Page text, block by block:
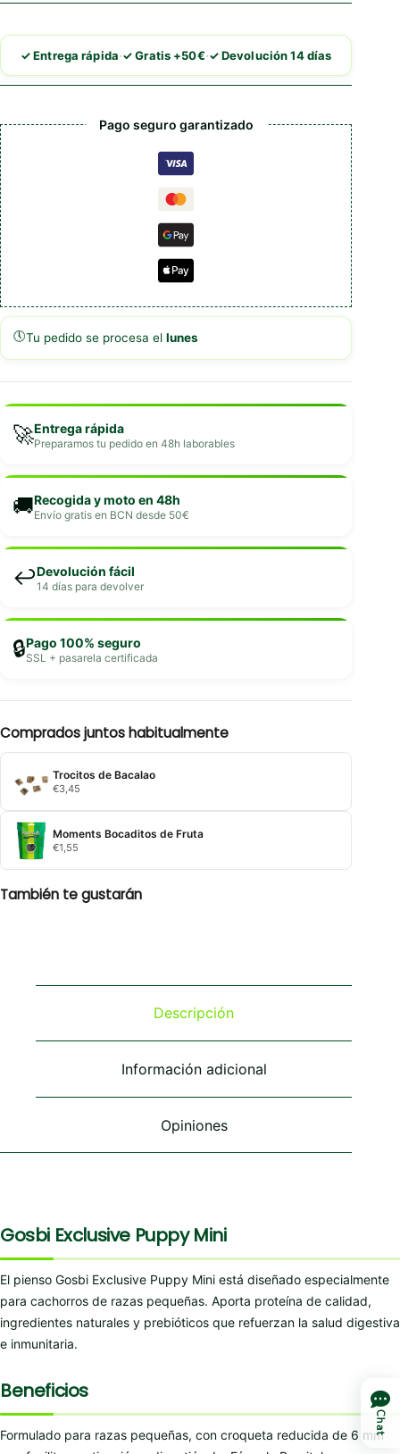
✓ Entrega rápida·✓ Gratis +50€·✓ Devolución 14 días
Pago seguro garantizado
🕔Tu pedido se procesa el lunes
🚀Entrega rápida
Preparamos tu pedido en 48h laborables
🚚Recogida y moto en 48h
Envío gratis en BCN desde 50€
↩️Devolución fácil
14 días para devolver
🔒Pago 100% seguro
SSL + pasarela certificada
Comprados juntos habitualmente
Trocitos de Bacalao
€3,45
Moments Bocaditos de Fruta
€1,55
También te gustarán
Descripción
Información adicional
Opiniones
Gosbi Exclusive Puppy Mini
El pienso Gosbi Exclusive Puppy Mini está diseñado especialmente
para cachorros de razas pequeñas. Aporta proteína de calidad,
ingredientes naturales y prebióticos que refuerzan la salud digestiva
e inmunitaria.
Beneficios
Formulado para razas pequeñas, con croqueta reducida de 6 mm
Chat